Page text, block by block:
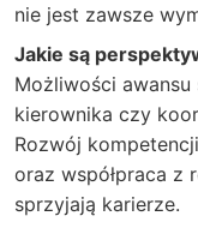
nie jest zawsze
Jakie są
Możliwości
kierownika czy
Rozwój
oraz współpraca z
sprzyjają karierze.